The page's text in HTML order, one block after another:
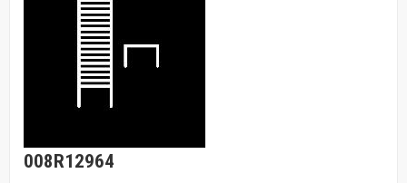
008R12964